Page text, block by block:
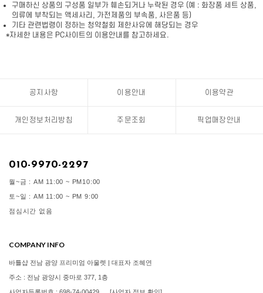
구매하신 상품의 구성품 일부가 훼손되거나 누락된 경우 (예 : 화장품 세트 상품,
의류에 부착되는 액세사리, 가전제품의 부속품, 사은품 등)
기타 관련법령이 정하는 청약철회 제한사유에 해당되는 경우
*자세한 내용은 PC사이트의 이용안내를 참고하세요.
공지사항 이용안내 이용약관
개인정보처리방침 주문조회 픽업매장안내
010-9970-2297
월~금 : AM 11:00 ~ PM10:00
토~일 : AM 11:00 ~ PM 9:00
점심시간 없음
COMPANY INFO
바틀샵 전남 광양 프리미엄 아울렛 | 대표자 조혜연
주소 : 전남 광양시 중마로 377, 1층